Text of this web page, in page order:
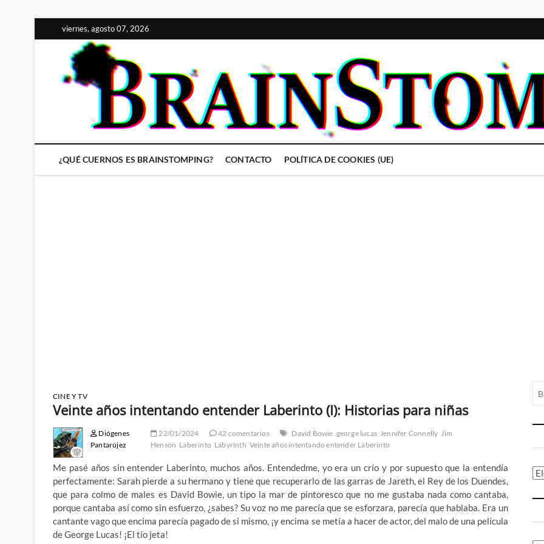
al
contenido
viernes, agosto 07, 2026
¿QUÉ CUERNOS ES BRAINSTOMPING? CONTACTO POLÍTICA DE COOKIES (UE)
CINE Y TV
Veinte años intentando entender Laberinto (I): Historias para niñas
Diógenes
Pantarújez
22/01/2024 42 comentarios David Bowie george lucas Jennifer Connelly Jim
Henson Laberinto Labyrinth Veinte años intentando entender Laberinto
Me pasé años sin entender Laberinto, muchos años. Entendedme, yo era un crío y por supuesto que la entendía
perfectamente: Sarah pierde a su hermano y tiene que recuperarlo de las garras de Jareth, el Rey de los Duendes,
que para colmo de males es David Bowie, un tipo la mar de pintoresco que no me gustaba nada como cantaba,
porque cantaba así como sin esfuerzo, ¿sabes? Su voz no me parecía que se esforzara, parecía que hablaba. Era un
cantante vago que encima parecía pagado de si mismo, ¡y encima se metía a hacer de actor, del malo de una película
de George Lucas! ¡El tío jeta!